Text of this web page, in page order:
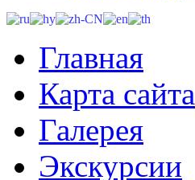
Главная
Карта сайта
Галерея
Экскурсии